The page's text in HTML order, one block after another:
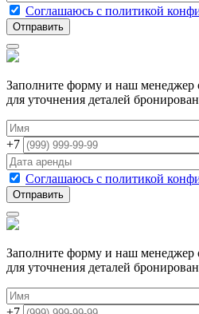
Соглашаюсь с политикой
Заполните форму и наш менеджер
для уточнения деталей
+7
Соглашаюсь с политикой
Заполните форму и наш менеджер
для уточнения деталей